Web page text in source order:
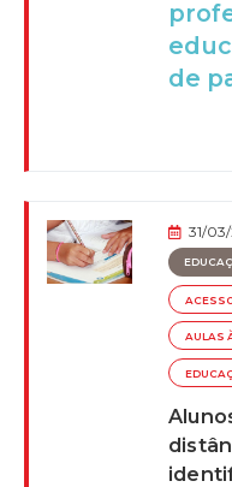
de
31/
AULAS